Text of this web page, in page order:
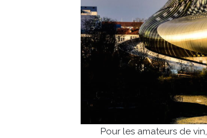
Pour les amateurs de vin,